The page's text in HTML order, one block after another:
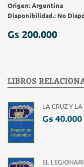
Origen:Argentina
Disponibilidad.: No
Gs 200.000
LIBROS
LA CRUZ Y
Gs 40.000
EL